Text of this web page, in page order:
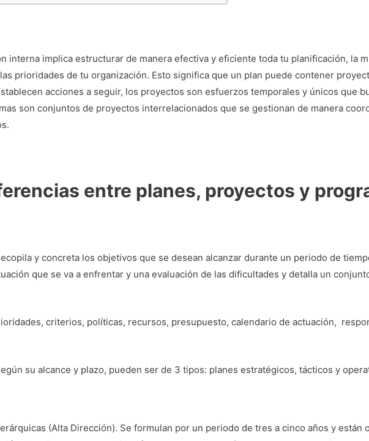
interna implica estructurar de manera efectiva y eficiente toda tu planificación, la
prioridades de tu organización. Esto significa que un plan puede contener
acciones a seguir, los proyectos son esfuerzos temporales y únicos que
son conjuntos de proyectos interrelacionados que se gestionan de manera
entre planes, proyectos y
y concreta los objetivos que se desean alcanzar durante un periodo de
que se va a enfrentar y una evaluación de las dificultades y detalla un
criterios, políticas, recursos, presupuesto, calendario de actuación,
su alcance y plazo, pueden ser de 3 tipos: planes estratégicos, tácticos y
(Alta Dirección). Se formulan por un periodo de tres a cinco años y están